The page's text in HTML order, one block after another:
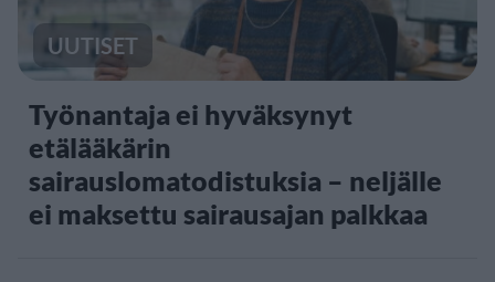
UUTISET
Työnantaja ei hyväksynyt
etälääkärin
sairauslomatodistuksia – neljälle
ei maksettu sairausajan palkkaa